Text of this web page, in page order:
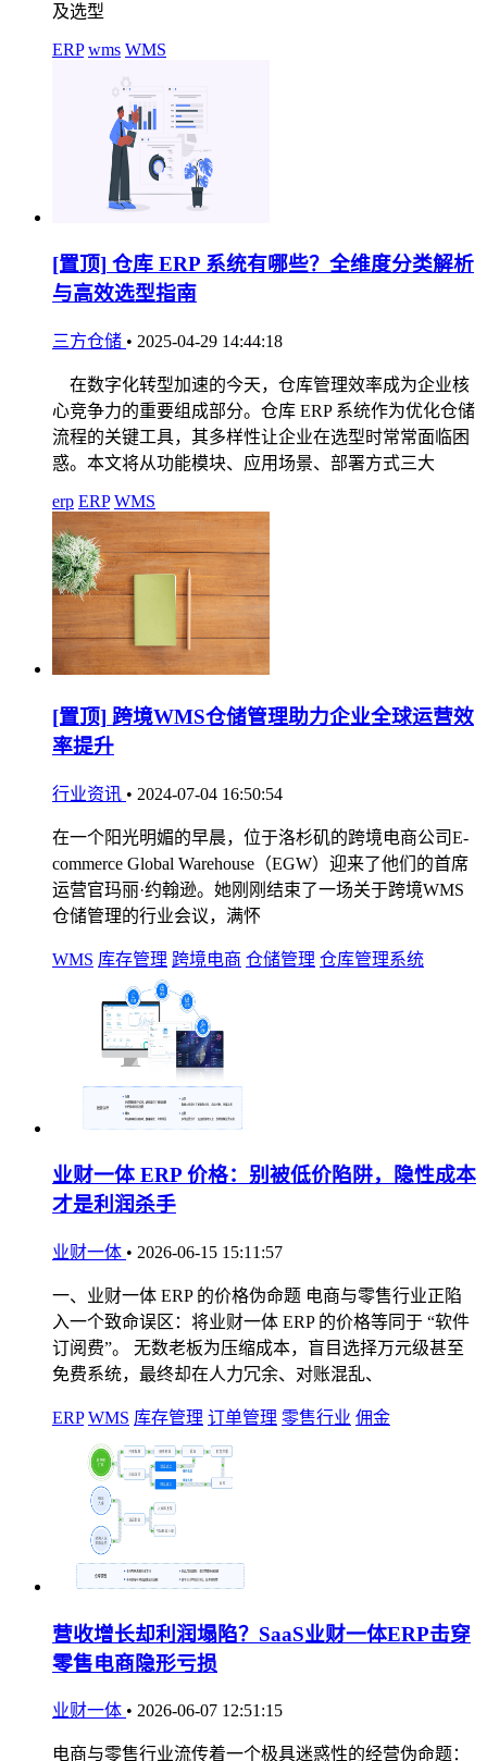
及选型
ERP wms WMS
[置顶] 仓库 ERP 系统有哪些？全维度分类解析
与高效选型指南
三方仓储 • 2025-04-29 14:44:18
在数字化转型加速的今天，仓库管理效率成为企业核
心竞争力的重要组成部分。仓库 ERP 系统作为优化仓储
流程的关键工具，其多样性让企业在选型时常常面临困
惑。本文将从功能模块、应用场景、部署方式三大
erp ERP WMS
[置顶] 跨境WMS仓储管理助力企业全球运营效
率提升
行业资讯 • 2024-07-04 16:50:54
在一个阳光明媚的早晨，位于洛杉矶的跨境电商公司E-
commerce Global Warehouse（EGW）迎来了他们的首席
运营官玛丽·约翰逊。她刚刚结束了一场关于跨境WMS
仓储管理的行业会议，满怀
WMS 库存管理 跨境电商 仓储管理 仓库管理系统
业财一体 ERP 价格：别被低价陷阱，隐性成本
才是利润杀手
业财一体 • 2026-06-15 15:11:57
一、业财一体 ERP 的价格伪命题 电商与零售行业正陷
入一个致命误区：将业财一体 ERP 的价格等同于 “软件
订阅费”。 无数老板为压缩成本，盲目选择万元级甚至
免费系统，最终却在人力冗余、对账混乱、
ERP WMS 库存管理 订单管理 零售行业 佣金
营收增长却利润塌陷？SaaS业财一体ERP击穿
零售电商隐形亏损
业财一体 • 2026-06-07 12:51:15
电商与零售行业流传着一个极具迷惑性的经营伪命题：